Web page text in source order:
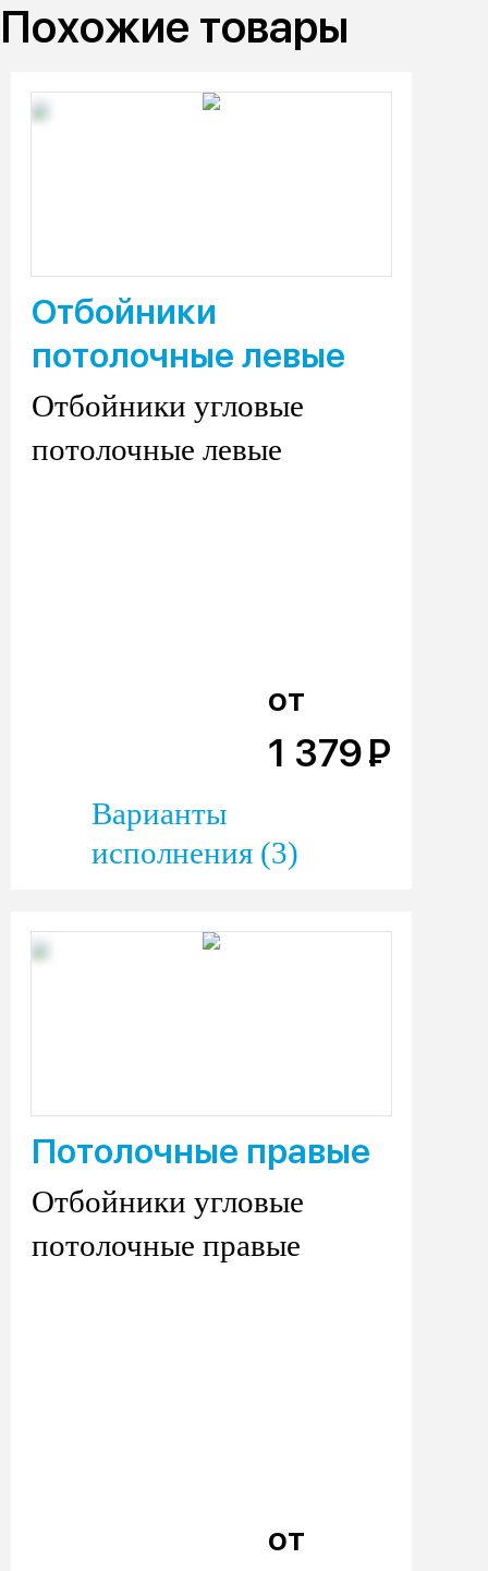
Похожие товары
Отбойники
потолочные левые
Отбойники угловые
потолочные левые
от
1 379Р
Варианты
исполнения (3)
Потолочные правые
Отбойники угловые
потолочные правые
от